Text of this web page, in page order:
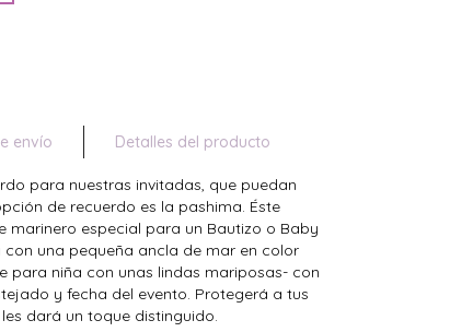
envío Detalles del producto
para nuestras invitadas, que puedan
de recuerdo es la pashima. Éste
marinero especial para un Bautizo o Baby
una pequeña ancla de mar en color
para niña con unas lindas mariposas- con
y fecha del evento. Protegerá a tus
dará un toque distinguido.